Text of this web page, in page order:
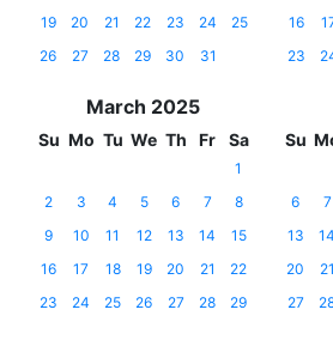
19
20 21 22 23 24
25
26
27 28 29 30 31
16
23
March 2025
Su Mo Tu We Th Fr Sa
1
2
3 4 5 6 7
8
9
10 11 12 13 14
15
16
17 18 19 20 21
22
23
24 25 26 27 28 29
Su
6
7
13
14
20
21
27